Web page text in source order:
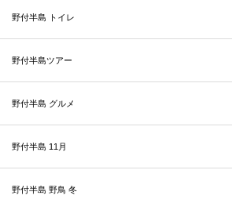
野付半島 トイレ
野付半島ツアー
野付半島 グルメ
野付半島 11月
野付半島 野鳥 冬